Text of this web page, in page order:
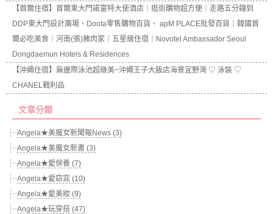
【首爾住宿】首爾東大門諾富特大使酒店｜逛街購物超方便｜走路五分鐘到
DDP東大門設計廣場、Doota零售購物百貨、 apM PLACE批發百貨｜韓國首
爾必吃美食｜河南(張)豬肉家｜五星級住宿｜Novotel Ambassador Seoul
Dongdaemun Hotels & Residences
【沖繩住宿】無邊際泳池超級美~沖繩王子大飯店海景宜野灣 ♡ 泳裝 ♡
CHANEL戰利品
文章分類
Angela★美魔女新聞報News (3)
Angela★美魔女新書 (3)
Angela★愛保養 (7)
Angela★愛窈窕 (10)
Angela★愛美妝 (9)
Angela★玩穿搭 (47)